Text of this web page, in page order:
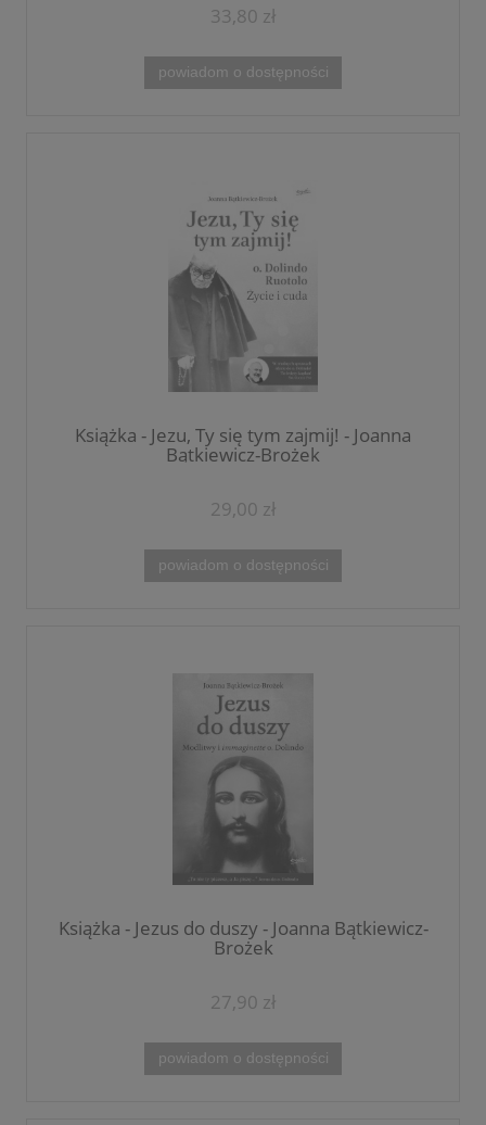
33,80 zł
powiadom o dostępności
Książka - Jezu, Ty się tym zajmij! - Joanna
Bątkiewicz-Brożek
29,00 zł
powiadom o dostępności
Książka - Jezus do duszy - Joanna Bątkiewicz-
Brożek
27,90 zł
powiadom o dostępności